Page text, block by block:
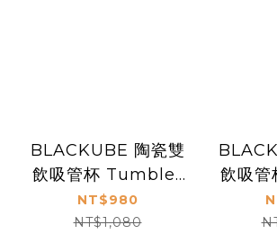
BLACKUBE 陶瓷雙
飲吸管杯 Tumbler
800ml - 淺調單寧
(不鏽鋼吸管)
NT$980
NT$1,080
飲吸
800ml